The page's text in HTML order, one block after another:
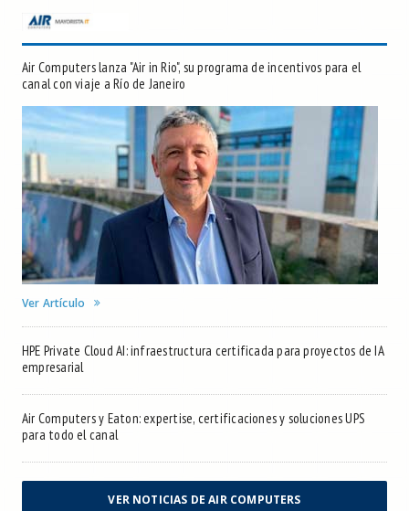
Air Computers lanza "Air in Rio", su programa de incentivos para el
canal con viaje a Río de Janeiro
Ver Artículo
HPE Private Cloud AI: infraestructura certificada para proyectos de IA
empresarial
Air Computers y Eaton: expertise, certificaciones y soluciones UPS
para todo el canal
VER NOTICIAS DE AIR COMPUTERS